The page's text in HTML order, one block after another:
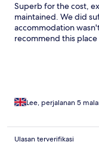
Superb for the cost,
maintained. We did
accommodation
recommend this
Lee, perjalanan 5
Ulasan terverifikasi